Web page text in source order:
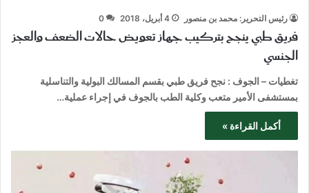
رئيس التحرير: محمد بن منصور 4 أبريل، 2018 0
فريق طبي ينجح بتركيب جهاز تعويض حالات الضعف والعجز
الجنسي
تغطيات – الجوف : نجح فريق طبي بقسم المسالك البولية والتناسلية
بمستشفى الأمير متعب وكلية الطب بالجوف في إجراء عملية…
أكمل القراءة »